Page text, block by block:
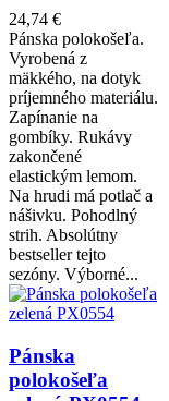
24,74 €
Pánska polokošeľa.
Vyrobená z
mäkkého, na dotyk
príjemného materiálu.
Zapínanie na
gombíky. Rukávy
zakončené
elastickým lemom.
Na hrudi má potlač a
nášivku. Pohodlný
strih. Absolútny
bestseller tejto
sezóny. Výborné...
Pánska
polokošeľa